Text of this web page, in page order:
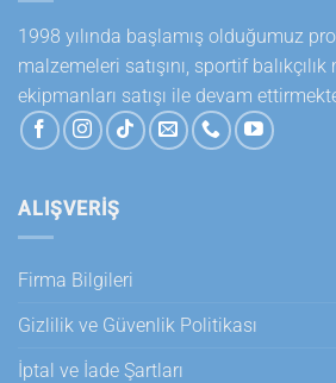
1998 yılında başlamış olduğumuz
malzemeleri satışını, sportif
ekipmanları satışı ile devam
ALIŞVERİŞ
Firma Bilgileri
Gizlilik ve Güvenlik Politikası
İptal ve İade Şartları